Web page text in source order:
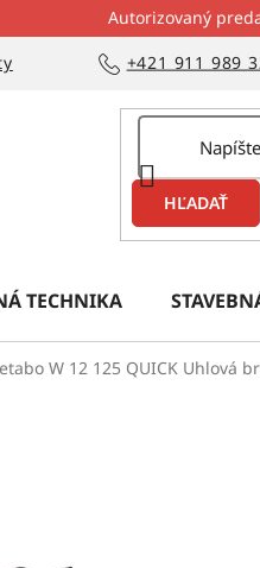
Autorizovaný
+421 911 989
HĽADAŤ
TECHNIKA
W 12 125 QUICK Uhlová